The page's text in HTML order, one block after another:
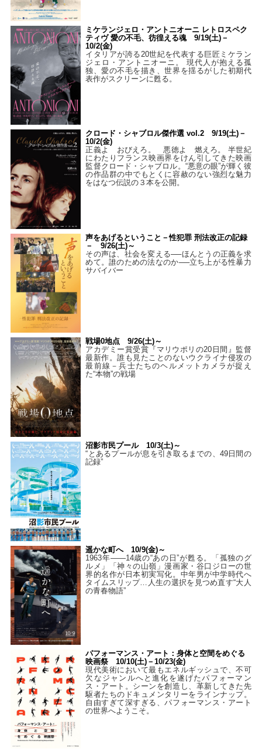
ミケランジェロ・アントニオーニ レトロスペク
ティヴ 愛の不毛、彷徨える魂 9/19(土)－
10/2(金)
イタリアが誇る20世紀を代表する巨匠ミケラン
ジェロ・アントニオーニ。 現代人が抱える孤
独、愛の不毛を描き、世界を揺るがした初期代
表作がスクリーンに甦る。
クロード・シャブロル傑作選 vol.2 9/19(土)－
10/2(金)
正義よ おびえろ。 悪徳よ 燃えろ。 半世紀
にわたりフランス映画界をけん引してきた映画
監督クロード・シャブロル。“悪意の眼”が輝く彼
の作品群の中でもとくに容赦のない強烈な魅力
をはなつ伝説の３本を公開。
声をあげるということ－性犯罪 刑法改正の記録
－ 9/26(土)～
その声は、社会を変える──ほんとうの正義を求
めて。誰のための法なのか──立ち上がる性暴力
サバイバー
戦場0地点 9/26(土)～
アカデミー賞受賞『マリウポリの20日間』監督
最新作。誰も見たことのないウクライナ侵攻の
最前線－兵士たちのヘルメットカメラが捉え
た“本物”の戦場
沼影市民プール 10/3(土)～
“とあるプールが息を引き取るまでの、49日間の
記録”
遥かな町へ 10/9(金)～
1963年――14歳の“あの日”が甦る。「孤独のグ
ルメ」「神々の山嶺」漫画家・谷口ジローの世
界的名作が日本初実写化。中年男が中学時代へ
タイムスリップ…人生の選択を見つめ直す“大人
の青春物語”
パフォーマンス・アート：身体と空間をめぐる
映画祭 10/10(土)－10/23(金)
現代美術において最もエネルギッシュで、不可
欠なジャンルへと進化を遂げたパフォーマン
ス・アート。シーンを創造し、革新してきた先
駆者たちのドキュメンタリーをラインナップ。
自由すぎて深すぎる、パフォーマンス・アート
の世界へようこそ。